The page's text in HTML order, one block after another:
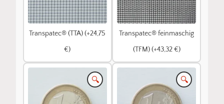
Transpatec® (TTA) (+24,75
€)
Transpatec® feinmaschig
(TFM) (+43,32 €)
🔍 🔍